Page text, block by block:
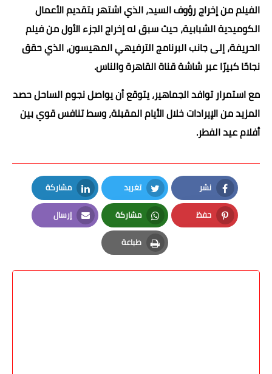
الفيلم من إخراج رؤوف السيد، الذي اشتهر بتقديم الأعمال
الكوميدية الشبابية، حيث سبق له إخراج الجزء الأول من فيلم
الحريفة، إلى جانب البرنامج الترفيهي المهيسون، الذي حقق
نجاحًا كبيرًا عبر شاشة قناة القاهرة والناس.
مع استمرار توافد الجماهير، يتوقع أن يواصل نجوم الساحل حصد
المزيد من الإيرادات خلال الأيام المقبلة، وسط تنافس قوي بين
أفلام عيد الفطر.
نشر
Facebook
تغريد
Twitter
مشاركة
LinkedIn
حفظ
Pinterest
مشاركة
Whatsapp
إرسال
Email
طباعة
Print